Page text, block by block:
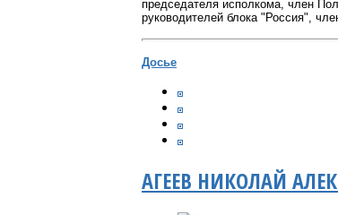
председателя исполкома, член
руководителей блока "Россия",
Досье
АГЕЕВ НИКОЛАЙ